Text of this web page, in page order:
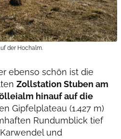
der Hochalm.
ebenso schön ist die
Zollstation Stuben am
hinauf auf die
Gipfelplateau (1.427 m)
Rundumblick tief
und